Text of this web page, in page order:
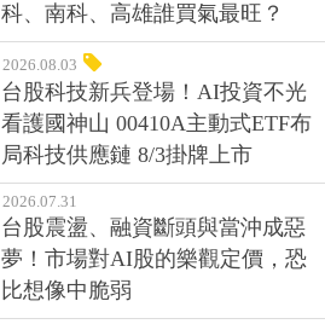
科、南科、高雄誰買氣最旺？
2026.08.03
台股科技新兵登場！AI投資不光
看護國神山 00410A主動式ETF布
局科技供應鏈 8/3掛牌上市
2026.07.31
台股震盪、融資斷頭與當沖成惡
夢！市場對AI股的樂觀定價，恐
比想像中脆弱